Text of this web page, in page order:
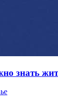
знать